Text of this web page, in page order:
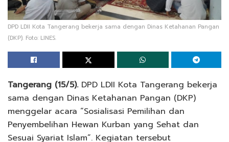
DPD LDII Kota Tangerang bekerja sama dengan Dinas Ketahanan Pangan
(DKP). Foto: LINES.
Tangerang (15/5).DPD LDII Kota Tangerang bekerja
sama dengan Dinas Ketahanan Pangan (DKP)
menggelar acara “Sosialisasi Pemilihan dan
Penyembelihan Hewan Kurban yang Sehat dan
Sesuai Syariat Islam”. Kegiatan tersebut